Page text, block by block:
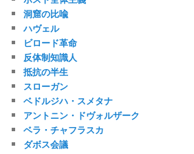
洞窟の比喩
ハヴェル
ビロード革命
反体制知識人
抵抗の半生
スローガン
ベドルジハ・スメタナ
アントニン・ドヴォルザーク
ベラ・チャフラスカ
ダボス会議